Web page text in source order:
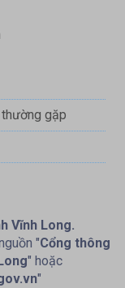
gặp
Vĩnh Long.
"Cổng thông
" hoặc
"